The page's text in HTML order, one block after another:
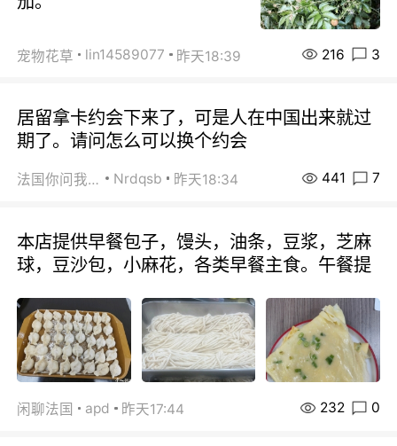
宠物花草 lin14589077 昨天18:39 216 3
居留拿卡约会下来了，可是人在中国出来就过
期了。请问怎么可以换个约会
法国你问我答 Nrdqsb 昨天18:34 441 7
本店提供早餐包子，馒头，油条，豆浆，芝麻
球，豆沙包，小麻花，各类早餐主食。午餐提
闲聊法国 apd 昨天17:44 232 0